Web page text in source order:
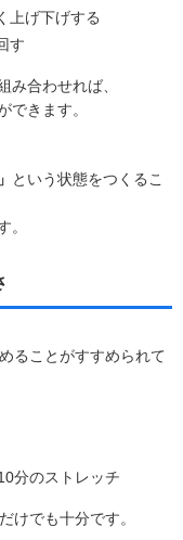
上げ下げする
す
み合わせれば、
できます。
という状態をつくるこ
。
ることがすすめられて
分のストレッチ
だけでも十分です。